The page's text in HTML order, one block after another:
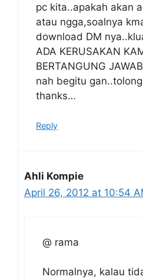
pc kita..apakah akan
atau ngga,soalnya
download DM
ADA KERUSAKAN
BERTANGUNG
nah begitu
thanks…
Reply
Ahli Kompie
April 26, 2012 at 10:54
@ rama
Normalnya, kalau